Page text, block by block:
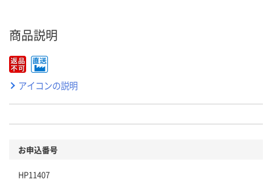
商品説明
アイコンの説明
お申込番号
HP11407